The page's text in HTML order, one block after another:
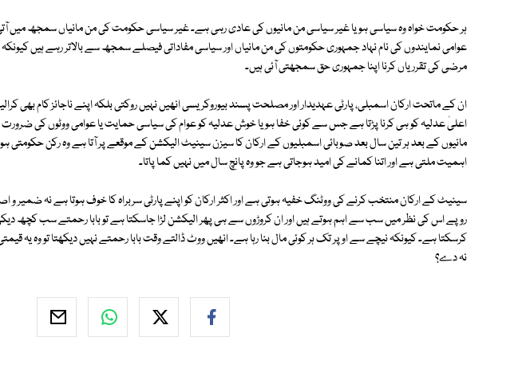
ہر حکومت خواہ وہ سیاسی ہو یا غیر سیاسی من مانیوں کی عادی رہی ہے۔ غیر سیاسی حکومت کی من مانیاں سمجھ میں
عوامی نمایندوں کی نام نہاد جمہوری حکومتوں کی من مانیاں اور سیاسی مفاداتی فیصلے سمجھ سے بالاتر رہے ہیں
مرضی کی تقرریاں کرنا اپنا جمہوری حق سمجھتی آئی ہیں۔
ان کے ماتحت ارکان اسمبلی، پارٹی عہدیدار اور مصلحت پسند بیوروکریسی انھیں نہیں روکتی بلکہ اپنے ناجائز کام بھی
اعلیٰ عدلیہ کو ہی کرنا پڑتا ہے جس سے کوئی خفا ہو یا خوش عدلیہ کو عوام کی سیاسی حمایت یا عوامی ووٹوں کی
مانیوں کے بعد ہر تین سال بعد صوبائی اسمبلیوں کے ارکان کا سیزن سینیٹ الیکشن کے موقعے پر آتا ہے وہ رکن حکومتی ہو
اہمیت ملتی ہے اور اتنا کمانے کی امید ہوجاتی ہے جو وہ پانچ سال میں نہیں کما پاتا۔
سینیٹ کے ارکان منتخب کرنے کی ووٹنگ خفیہ ہوتی ہے اور اکثر ارکان کو اپنے پارٹی سربراہ کا خوف ہوتا ہے نہ ضمیر و
روپے اس کی نظر میں سب سے اہم ہوتے ہیں اور ان کروڑوں سے ہی پھر الیکشن لڑا جاسکتا ہے تو بابا رحمتے سب کچھ
کرسکتا ہے۔ کیونکہ نیچے سے اوپر تک ہر کوئی مال بنا رہا ہے۔ انھیں ووٹ ڈالتے وقت بابا رحمتے نہیں دیکھتا تو وہ یہ
نہ دے؟